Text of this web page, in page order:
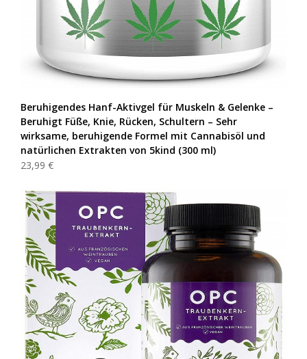
Beruhigendes Hanf-Aktivgel für Muskeln & Gelenke –
Beruhigt Füße, Knie, Rücken, Schultern – Sehr
wirksame, beruhigende Formel mit Cannabisöl und
natürlichen Extrakten von 5kind (300 ml)
23,99 €